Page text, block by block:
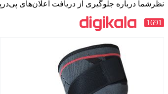
نظرشما درباره جلوگیری از دریافت اعلان‌های
1691